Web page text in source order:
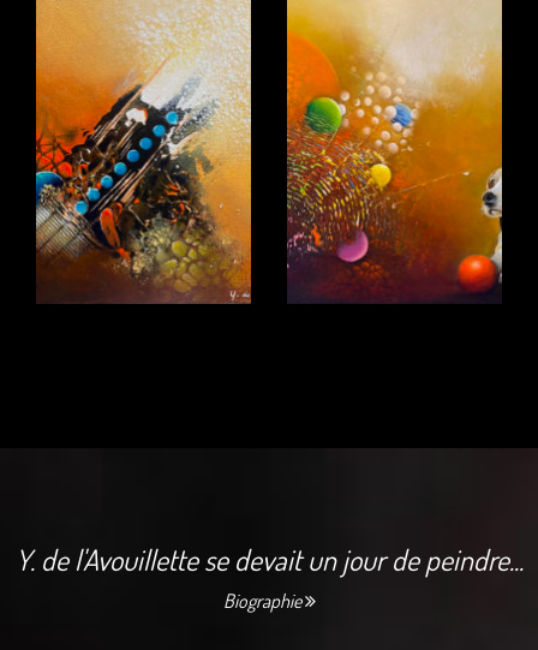
Y. de l'Avouillette se devait un jour de peindre...
Biographie